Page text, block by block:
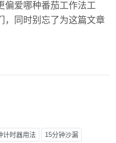
偏爱哪种番茄工作法工
，同时别忘了为这篇文章
计时器用法 15分钟沙漏